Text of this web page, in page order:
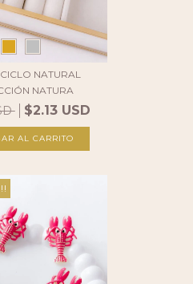
NATURAL
NATURA
$2.13 USD
AL CARRITO